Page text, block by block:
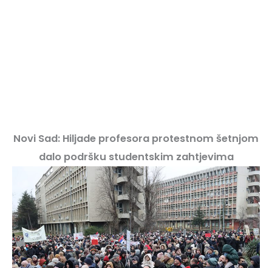
Novi Sad: Hiljade profesora protestnom šetnjom
dalo podršku studentskim zahtjevima